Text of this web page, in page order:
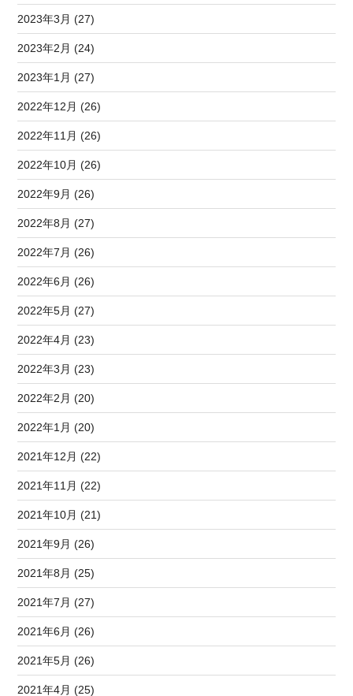
2023年3月 (27)
2023年2月 (24)
2023年1月 (27)
2022年12月 (26)
2022年11月 (26)
2022年10月 (26)
2022年9月 (26)
2022年8月 (27)
2022年7月 (26)
2022年6月 (26)
2022年5月 (27)
2022年4月 (23)
2022年3月 (23)
2022年2月 (20)
2022年1月 (20)
2021年12月 (22)
2021年11月 (22)
2021年10月 (21)
2021年9月 (26)
2021年8月 (25)
2021年7月 (27)
2021年6月 (26)
2021年5月 (26)
2021年4月 (25)